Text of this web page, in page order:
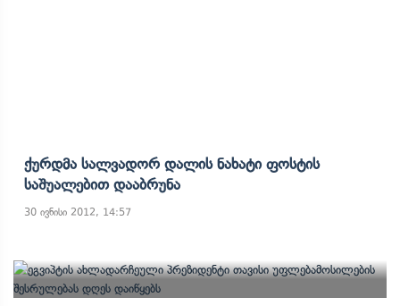
Ქურდმა Სალვადორ Დალის Ნახატი Ფოსტის
Საშუალებით Დააბრუნა
30 ივნისი 2012, 14:57